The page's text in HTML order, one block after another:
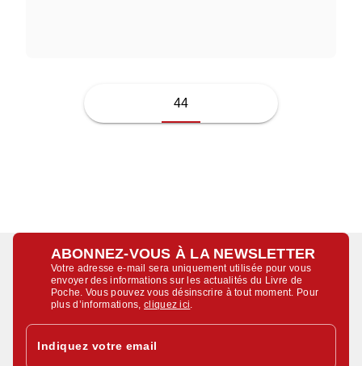
44
ABONNEZ-VOUS À LA NEWSLETTER
Votre adresse e-mail sera uniquement utilisée pour vous
envoyer des informations sur les actualités du Livre de
Poche. Vous pouvez vous désinscrire à tout moment. Pour
plus d’informations,cliquez ici
Indiquez votre email